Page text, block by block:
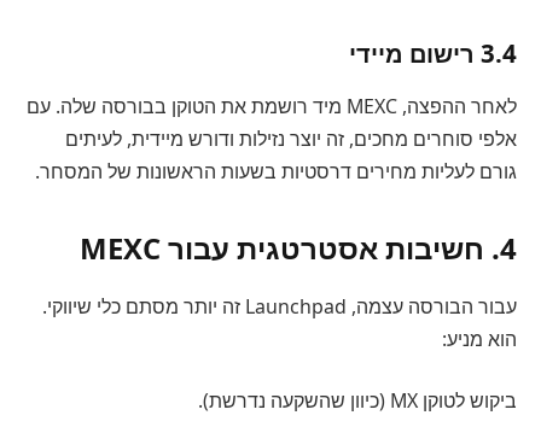
3.4 רישום מיידי
לאחר ההפצה, MEXC מיד רושמת את הטוקן בבורסה שלה. עם
אלפי סוחרים מחכים, זה יוצר נזילות ודורש מיידית, לעיתים
גורם לעליות מחירים דרסטיות בשעות הראשונות של המסחר.
4. חשיבות אסטרטגית עבור MEXC
עבור הבורסה עצמה, Launchpad זה יותר מסתם כלי שיווקי.
הוא מניע:
ביקוש לטוקן MX (כיוון שהשקעה נדרשת).